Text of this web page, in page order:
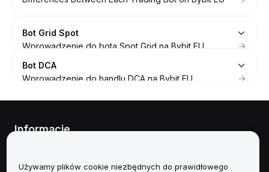
Bot Grid Spot
Wprowadzenie do bota Spot Grid na Bybit EU
Jak zacząć z botem Spot Grid na Bybit EU
Bot DCA
Wprowadzenie do handlu DCA na Bybit EU
Informacje
Używamy plików cookie niezbędnych do prawidłowego